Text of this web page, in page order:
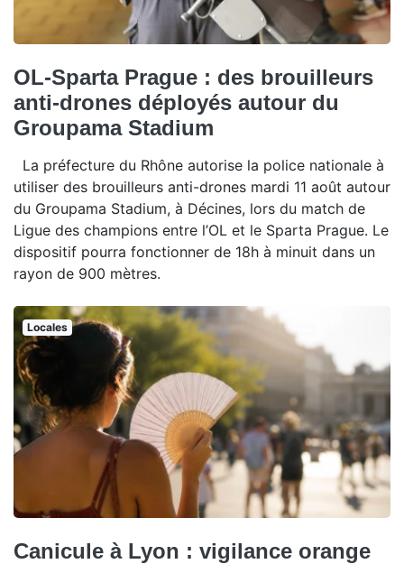
OL-Sparta Prague : des brouilleurs
anti-drones déployés autour du
Groupama Stadium
La préfecture du Rhône autorise la police nationale à
utiliser des brouilleurs anti-drones mardi 11 août autour
du Groupama Stadium, à Décines, lors du match de
Ligue des champions entre l’OL et le Sparta Prague. Le
dispositif pourra fonctionner de 18h à minuit dans un
rayon de 900 mètres.
Locales
Canicule à Lyon : vigilance orange